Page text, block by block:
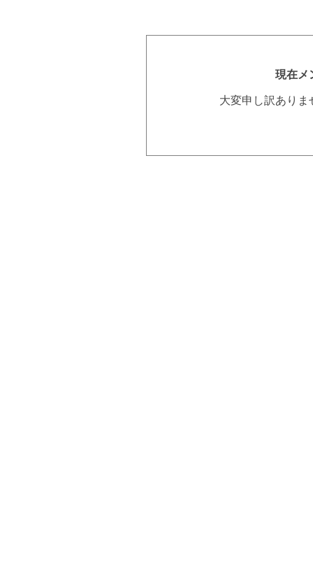
現在メ
大変申し訳あり